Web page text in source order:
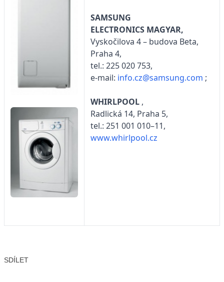
SAMSUNG
ELECTRONICS MAGYAR,
Vyskočilova 4 – budova Beta,
Praha 4,
tel.: 225 020 753,
e-mail: info.cz@samsung.com ;
WHIRLPOOL ,
Radlická 14, Praha 5,
tel.: 251 001 010–11,
www.whirlpool.cz
SDÍLET